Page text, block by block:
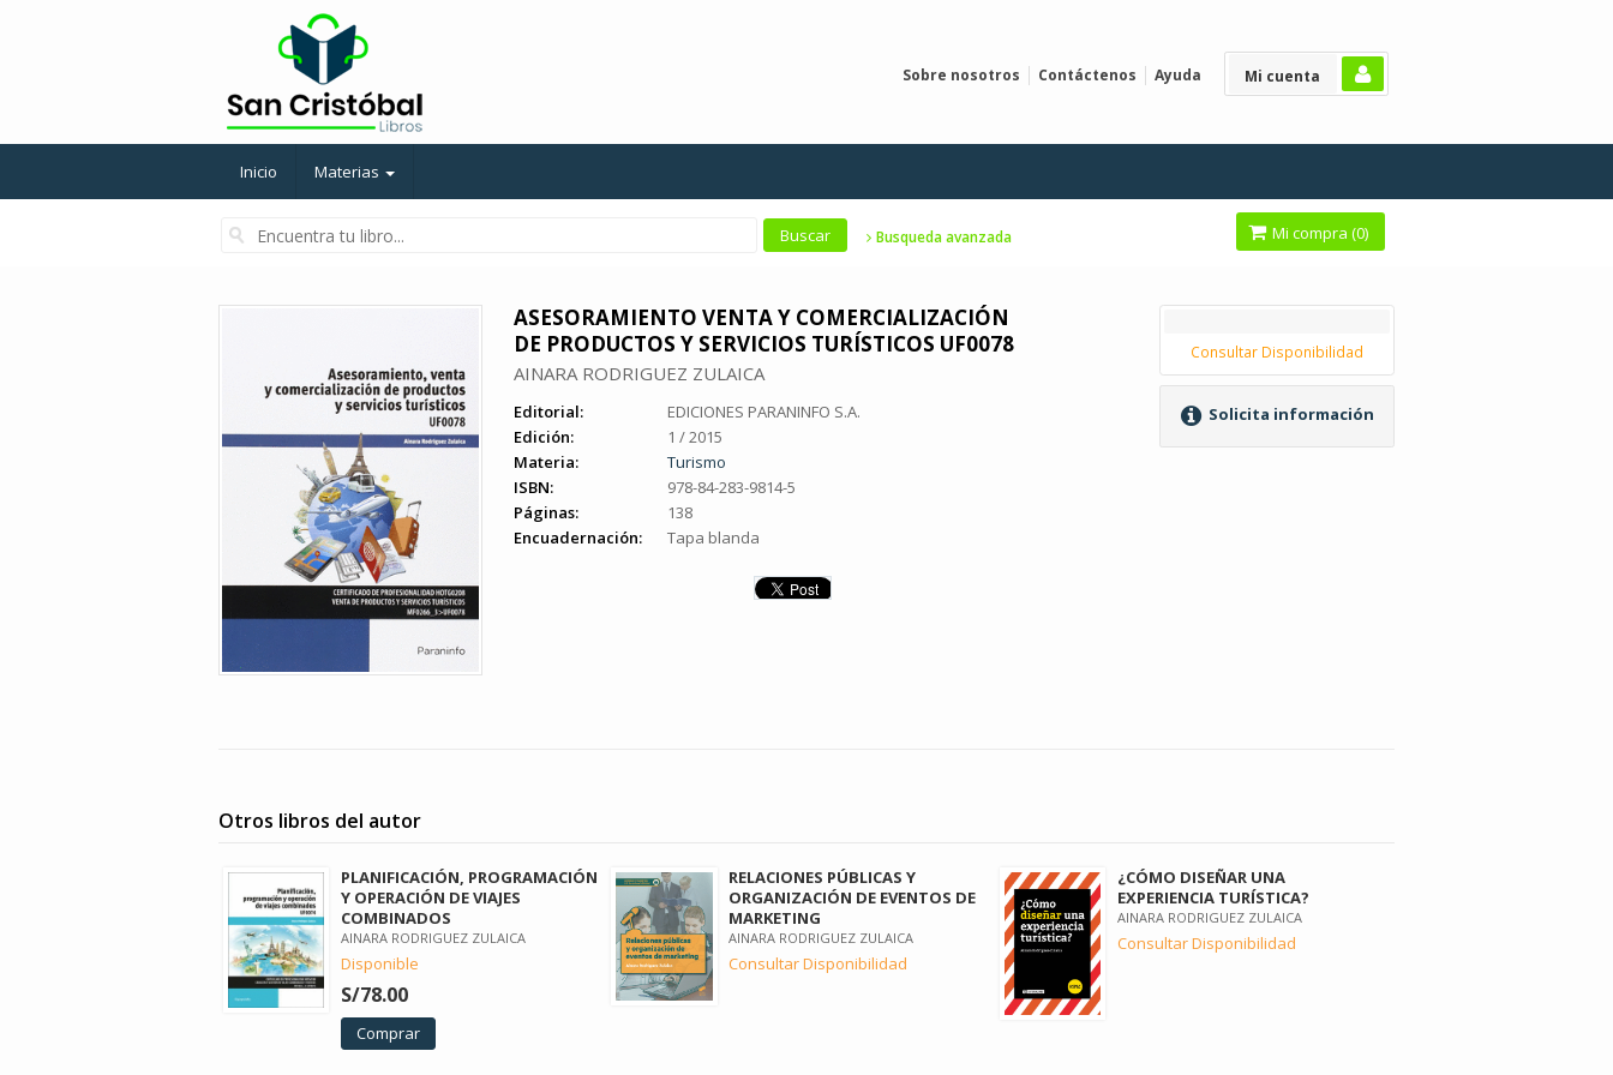
Mi cuenta
Sobre nosotros Contáctenos Ayuda
Inicio Materias
Busqueda avanzada Mi compra (0)
ASESORAMIENTO VENTA Y COMERCIALIZACIÓN
DE PRODUCTOS Y SERVICIOS TURÍSTICOS UF0078
AINARA RODRIGUEZ ZULAICA
Editorial:
EDICIONES PARANINFO S.A.
Edición:
1 / 2015
Materia:
Turismo
ISBN:
978-84-283-9814-5
Páginas:
138
Encuadernación:
Tapa blanda
Consultar Disponibilidad
Solicita información
Otros libros del autor
PLANIFICACIÓN, PROGRAMACIÓN
Y OPERACIÓN DE VIAJES
COMBINADOS
AINARA RODRIGUEZ ZULAICA
Disponible
S/78.00
Comprar
RELACIONES PÚBLICAS Y
ORGANIZACIÓN DE EVENTOS DE
MARKETING
AINARA RODRIGUEZ ZULAICA
Consultar Disponibilidad
¿CÓMO DISEÑAR UNA
EXPERIENCIA TURÍSTICA?
AINARA RODRIGUEZ ZULAICA
Consultar Disponibilidad